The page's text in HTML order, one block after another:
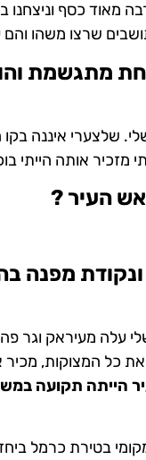
כסף וניצחנו
שרצו משהו
מתגשמת
שלצערי איננה בקו
מזכיר אותה הייתי
העיר ?
מפנה
עלה מעיראק וגר
את כל המצוקות,
הייתה תקועה
בשלטון המקומי בטירת כרמל